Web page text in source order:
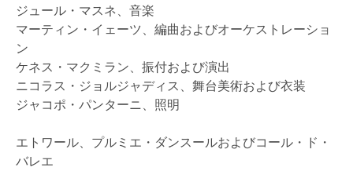
ジュール・マスネ、音楽
マーティン・イェーツ、編曲およびオーケストレーショ
ン
ケネス・マクミラン、振付および演出
ニコラス・ジョルジャディス、舞台美術および衣装
ジャコポ・パンターニ、照明
エトワール、プルミエ・ダンスールおよびコール・ド・
バレエ